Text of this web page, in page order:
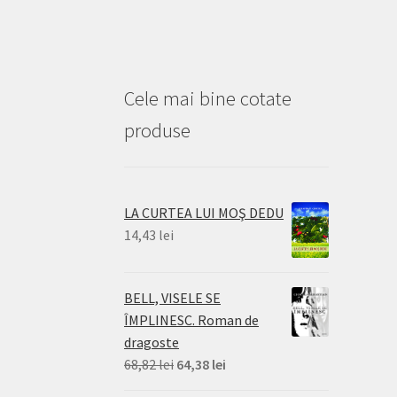
Cele mai bine cotate
produse
LA CURTEA LUI MOŞ DEDU
14,43 lei
BELL, VISELE SE
ÎMPLINESC. Roman de
dragoste
68,82lei Prețul
64,38 lei